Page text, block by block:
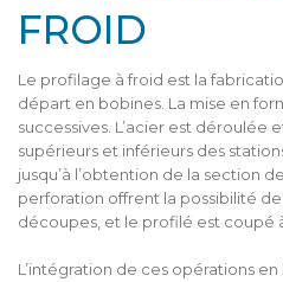
FROID
Le profilage à froid est la
départ en bobines. La mise en
successives. L’acier est déroulée
supérieurs et inférieurs des
jusqu’à l’obtention de la section
perforation offrent la possibilité
découpes, et le profilé est coupé
L’intégration de ces opérations